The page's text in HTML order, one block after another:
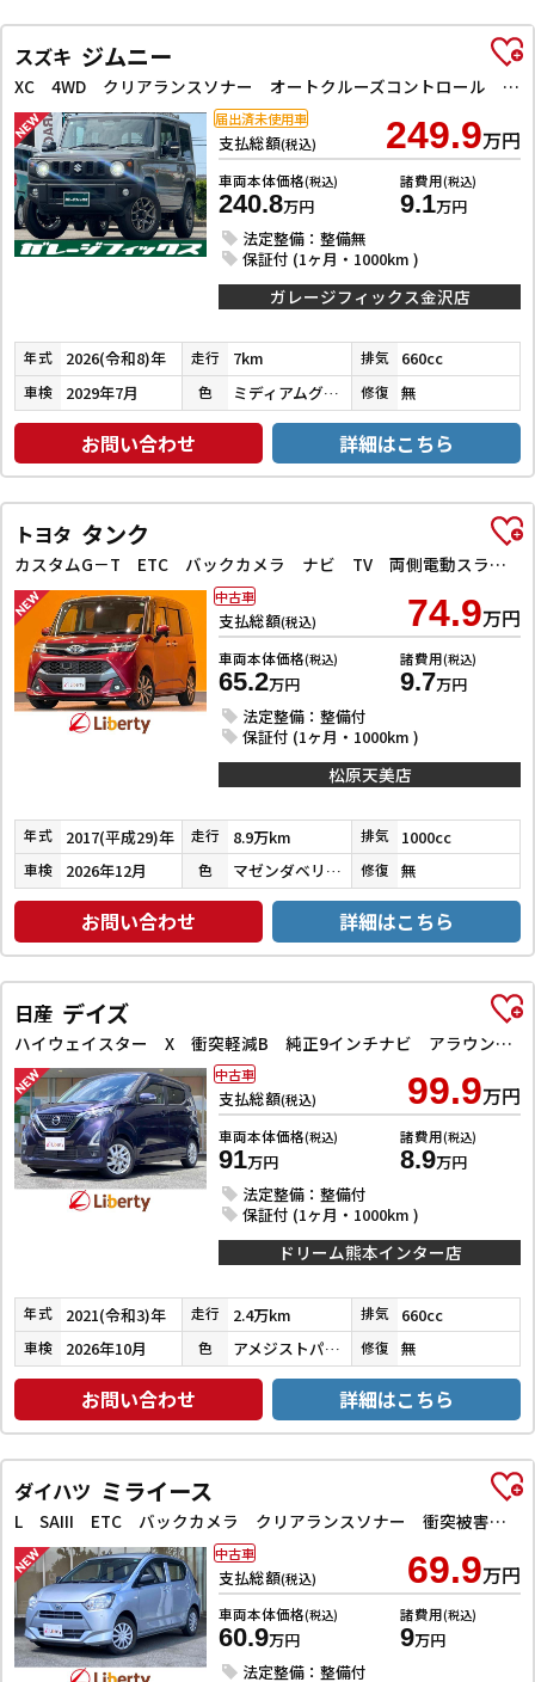
スズキ ジムニー
XC 4WD クリアランスソナー オートクルーズコントロール レーンアシスト 衝突被害軽減システム オートライト LEDヘッドランプ ヘッドライトウォッシャー スマートキー アイドリングストップ
支払総額(税込) 249.9万円
車両本体価格(税込)
240.8万円
諸費用(税込)
9.1万円
法定整備：整備無
保証付 (1ヶ月・1000km )
届出済未使用車
ガレージフィックス金沢店
年式 2026(令和8)年 走行 7km 排気 660cc
車検 2029年7月 色 ミディアムグレー 修復 無
お問い合わせ 詳細はこちら
トヨタ タンク
カスタムG－T ETC バックカメラ ナビ TV 両側電動スライドドア クリアランスソナー オートクルーズコントロール 衝突被害軽減システム アルミホイール LEDヘッドランプ スマートキー
支払総額(税込) 74.9万円
車両本体価格(税込)
65.2万円
諸費用(税込)
9.7万円
法定整備：整備付
保証付 (1ヶ月・1000km )
中古車
松原天美店
年式 2017(平成29)年 走行 8.9万km 排気 1000cc
車検 2026年12月 色 マゼンダベリーマイカメタリック／ブラックマイカメタリック 修復 無
お問い合わせ 詳細はこちら
日産 デイズ
ハイウェイスター X 衝突軽減B 純正9インチナビ アラウンドビューモニター ETC LEDヘッドライト フォグライト スマートキー プッシュスタート アイドリングストップ 革巻きステアリング オートエアコン
支払総額(税込) 99.9万円
車両本体価格(税込)
91万円
諸費用(税込)
8.9万円
法定整備：整備付
保証付 (1ヶ月・1000km )
中古車
ドリーム熊本インター店
年式 2021(令和3)年 走行 2.4万km 排気 660cc
車検 2026年10月 色 アメジストパープルパールメタリック 修復 無
お問い合わせ 詳細はこちら
ダイハツ ミライース
L SAIII ETC バックカメラ クリアランスソナー 衝突被害軽減システム オートマチックハイビーム キーレスエントリー アイドリングストップ CVT ESC エアコン パワーウィンドウ
支払総額(税込) 69.9万円
車両本体価格(税込)
60.9万円
諸費用(税込)
9万円
法定整備：整備付
中古車